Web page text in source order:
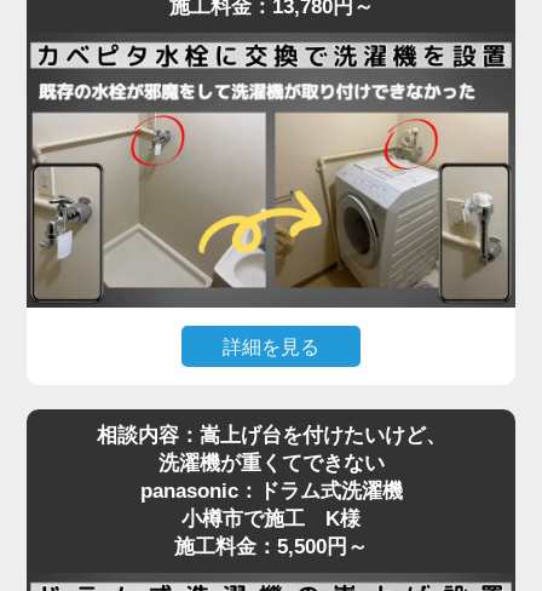
現地確認の結果、開き戸の開口幅が洗濯機本体の寸
法ギリギリで、水栓位置はクリアしていたものの、
扉が障害物となって搬入が不可能な状態。そのた
め、扉を丁寧に取り外してから搬入し、所定の位置
に設置。その後、扉を元通りに復旧することでスム
ーズに作業を完了しました。施工料金はドラム式洗
濯機設置費用と扉の脱着費用で7,280円～となり、
「最初はどうなるかと思ったけど、無事に入って本
当に助かりました」とお喜びいただきました。
洗濯機取り付けには、扉や壁、水栓の位置などさま
ざまな要素が関係します。搬入の難しい住宅でも対
い。プロが現場で判断し、最適な方法で確実に設置
いたします。
施工料金：13,780円～
詳細を見る
らない」といったご相談は、ドラム式洗濯機に特に
多く見られます。今回、小樽市で施工させていただ
いたN様のご自宅もまさにそのケースでした。購入
されたのはTOSHIBAのドラム式洗濯機。設置スペ
ースには洗濯パンがありましたが、既設の蛇口（水
相談内容：嵩上げ台を付けたいけど、
洗濯機が重くてできない
panasonic：ドラム式洗濯機
小樽市で施工 K様
施工料金：5,500円～